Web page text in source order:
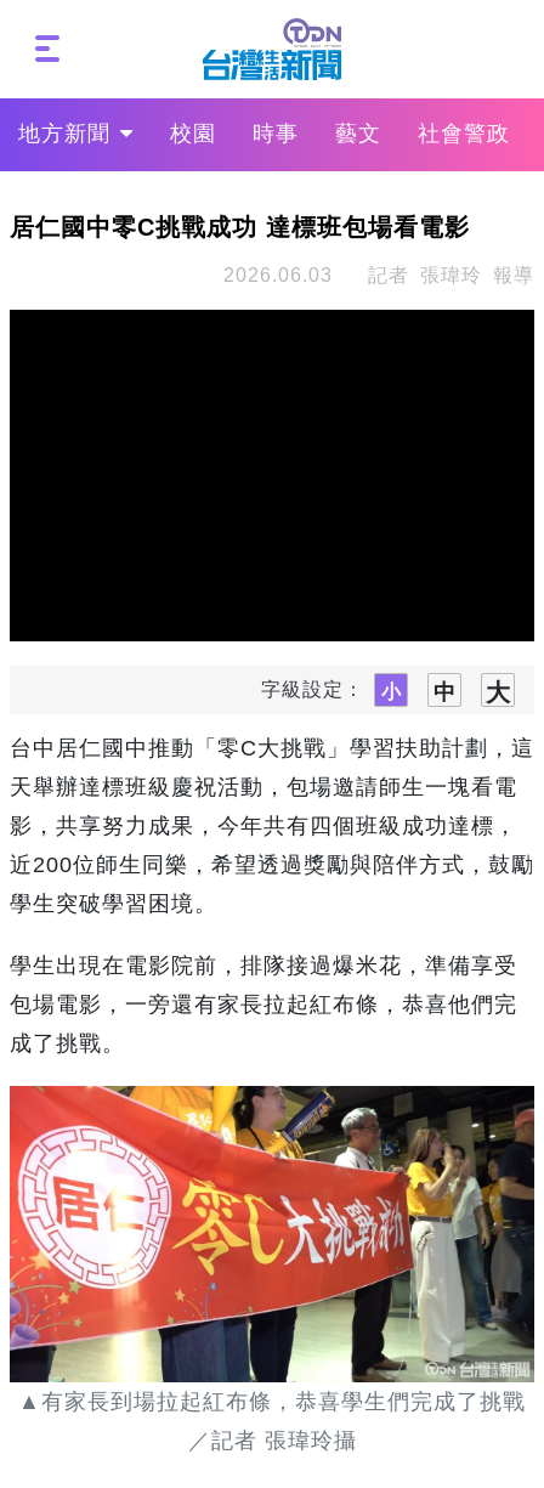
地方新聞 校園 時事 藝文 社會警政
居仁國中零C挑戰成功 達標班包場看電影
2026.06.03 記者 張瑋玲 報導
字級設定：
台中居仁國中推動「零C大挑戰」學習扶助計劃，這
天舉辦達標班級慶祝活動，包場邀請師生一塊看電
影，共享努力成果，今年共有四個班級成功達標，
近200位師生同樂，希望透過獎勵與陪伴方式，鼓勵
學生突破學習困境。
學生出現在電影院前，排隊接過爆米花，準備享受
包場電影，一旁還有家長拉起紅布條，恭喜他們完
成了挑戰。
▲有家長到場拉起紅布條，恭喜學生們完成了挑戰
／記者 張瑋玲攝